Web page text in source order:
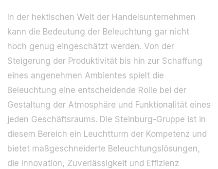
In der hektischen Welt der Handelsunternehmen
kann die Bedeutung der Beleuchtung gar nicht
hoch genug eingeschätzt werden. Von der
Steigerung der Produktivität bis hin zur Schaffung
eines angenehmen Ambientes spielt die
Beleuchtung eine entscheidende Rolle bei der
Gestaltung der Atmosphäre und Funktionalität eines
jeden Geschäftsraums. Die Steinburg-Gruppe ist in
diesem Bereich ein Leuchtturm der Kompetenz und
bietet maßgeschneiderte Beleuchtungslösungen,
die Innovation, Zuverlässigkeit und Effizienz